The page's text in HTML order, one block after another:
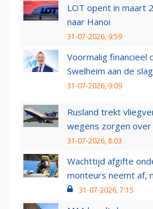
LOT opent in maart
naar Hanoi
31-07-2026, 9:59
Voormalig financieel
Swelheim aan de
31-07-2026, 9:09
Rusland trekt
wegens zorgen over
31-07-2026, 8:03
Wachttijd afgifte
monteurs neemt af,
31-07-2026, 7:15